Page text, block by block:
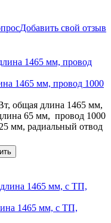
Добавить свой отзыв
1465 мм, провод 1000
общая длина 1465 мм,
65 мм, провод 1000
мм, радиальный отвод
1465 мм, с ТП,